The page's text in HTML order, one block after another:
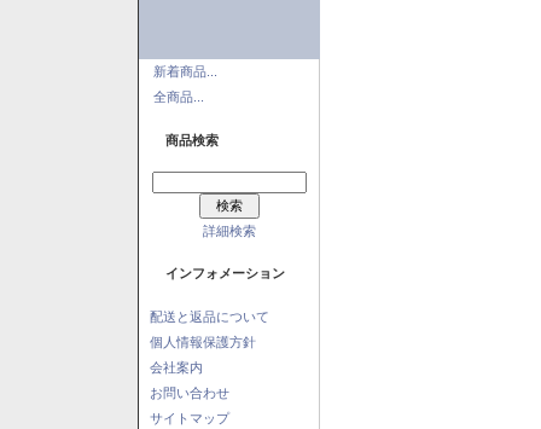
新着商品...
全商品...
商品検索
詳細検索
インフォメーション
配送と返品について
個人情報保護方針
会社案内
お問い合わせ
サイトマップ